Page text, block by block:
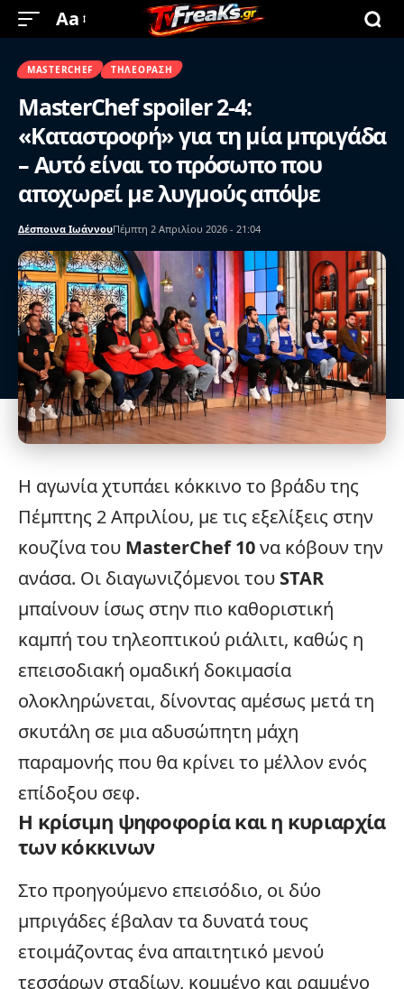
Aa
MASTERCHEF ΤΗΛΕΌΡΑΣΗ
MasterChef spoiler 2-4:
«Καταστροφή» για τη μία μπριγάδα
– Αυτό είναι το πρόσωπο που
αποχωρεί με λυγμούς απόψε
Δέσποινα ΙωάννουΠέμπτη 2 Απριλίου 2026 - 21:04
Η αγωνία χτυπάει κόκκινο το βράδυ της
Πέμπτης 2 Απριλίου, με τις εξελίξεις στην
κουζίνα του MasterChef10να κόβουν την
ανάσα. Οι διαγωνιζόμενοι του STAR
μπαίνουν ίσως στην πιο καθοριστική
καμπή του τηλεοπτικού ριάλιτι, καθώς η
επεισοδιακή ομαδική δοκιμασία
ολοκληρώνεται, δίνοντας αμέσως μετά τη
σκυτάλη σε μια αδυσώπητη μάχη
παραμονής που θα κρίνει το μέλλον ενός
επίδοξου σεφ.
Η κρίσιμη ψηφοφορία και η κυριαρχία
των κόκκινων
Στο προηγούμενο επεισόδιο, οι δύο
μπριγάδες έβαλαν τα δυνατά τους
ετοιμάζοντας ένα απαιτητικό μενού
τεσσάρων σταδίων, κομμένο και ραμμένο